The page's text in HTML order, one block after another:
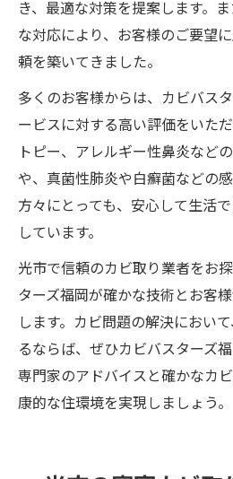
き、最適な対策を提案します。
な対応により、お客様のご要望
頼を築いてきました。
多くのお客様からは、カビバス
ービスに対する高い評価をいた
トピー、アレルギー性鼻炎など
や、真菌性肺炎や白癬菌などの
方々にとっても、安心して生活
しています。
光市で信頼のカビ取り業者をお
ターズ福岡が確かな技術とお客
します。カビ問題の解決におい
るならば、ぜひカビバスターズ
専門家のアドバイスと確かなカ
康的な住環境を実現しましょう。